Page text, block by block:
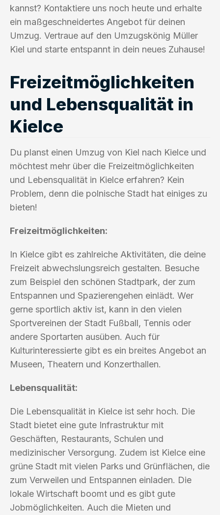
kannst? Kontaktiere uns noch heute und erhalte
ein maßgeschneidertes Angebot für deinen
Umzug. Vertraue auf den Umzugskönig Müller
Kiel und starte entspannt in dein neues Zuhause!
Freizeitmöglichkeiten
und Lebensqualität in
Kielce
Du planst einen Umzug von Kiel nach Kielce und
möchtest mehr über die Freizeitmöglichkeiten
und Lebensqualität in Kielce erfahren? Kein
Problem, denn die polnische Stadt hat einiges zu
bieten!
Freizeitmöglichkeiten:
In Kielce gibt es zahlreiche Aktivitäten, die deine
Freizeit abwechslungsreich gestalten. Besuche
zum Beispiel den schönen Stadtpark, der zum
Entspannen und Spazierengehen einlädt. Wer
gerne sportlich aktiv ist, kann in den vielen
Sportvereinen der Stadt Fußball, Tennis oder
andere Sportarten ausüben. Auch für
Kulturinteressierte gibt es ein breites Angebot an
Museen, Theatern und Konzerthallen.
Lebensqualität:
Die Lebensqualität in Kielce ist sehr hoch. Die
Stadt bietet eine gute Infrastruktur mit
Geschäften, Restaurants, Schulen und
medizinischer Versorgung. Zudem ist Kielce eine
grüne Stadt mit vielen Parks und Grünflächen, die
zum Verweilen und Entspannen einladen. Die
lokale Wirtschaft boomt und es gibt gute
Jobmöglichkeiten. Auch die Mieten und